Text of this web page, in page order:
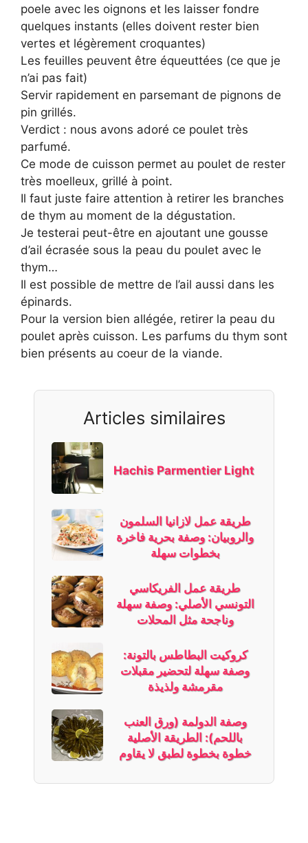
poele avec les oignons et les laisser fondre
quelques instants (elles doivent rester bien
vertes et légèrement croquantes)
Les feuilles peuvent être équeuttées (ce que je
n’ai pas fait)
Servir rapidement en parsemant de pignons de
pin grillés.
Verdict : nous avons adoré ce poulet très
parfumé.
Ce mode de cuisson permet au poulet de rester
très moelleux, grillé à point.
Il faut juste faire attention à retirer les branches
de thym au moment de la dégustation.
Je testerai peut-être en ajoutant une gousse
d’ail écrasée sous la peau du poulet avec le
thym…
Il est possible de mettre de l’ail aussi dans les
épinards.
Pour la version bien allégée, retirer la peau du
poulet après cuisson. Les parfums du thym sont
bien présents au coeur de la viande.
Articles similaires
Hachis Parmentier Light
طريقة عمل لازانيا السلمون
والروبيان: وصفة بحرية فاخرة
بخطوات سهلة
طريقة عمل الفريكاسي
التونسي الأصلي: وصفة سهلة
وناجحة مثل المحلات
كروكيت البطاطس بالتونة:
وصفة سهلة لتحضير مقبلات
مقرمشة ولذيذة
وصفة الدولمة (ورق العنب
باللحم): الطريقة الأصلية
خطوة بخطوة لطبق لا يقاوم